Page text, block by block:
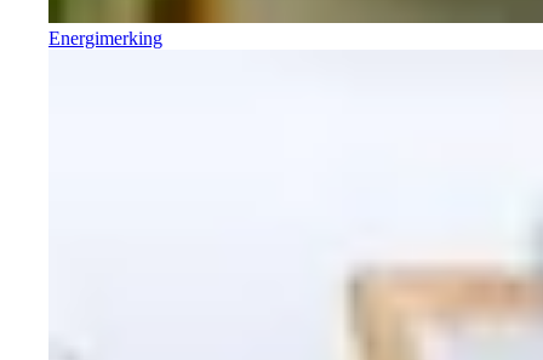
Energimerking